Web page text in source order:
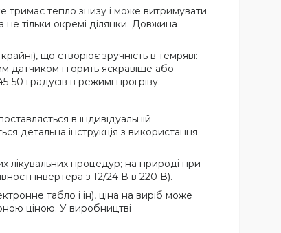
тримає тепло знизу і може витримувати
тільки окремі ділянки. Довжина
що створює зручність в темряві:
і горить яскравіше або
градусів в режимі прогріву.
в індивідуальній
детальна інструкція з використання
лікувальних процедур; на природі при
інвертера з 12/24 В в 220 В).
табло і ін), ціна на виріб може
ціною. У виробництві